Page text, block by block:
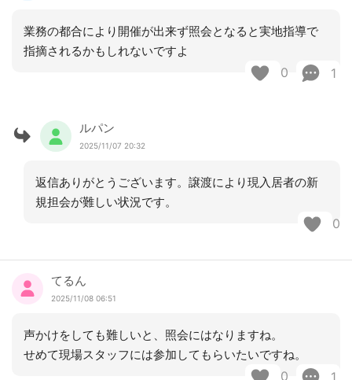
業務の都合により開催が出来ず照会となると実地指導で
指摘されるかもしれないですよ
0 1
ルパン
2025/11/07 20:32
返信ありがとうございます。譲渡により現入居者の新
規担会が難しい状況です。
0
てるん
2025/11/08 06:51
声かけをしても難しいと、照会にはなりますね。
せめて現場スタッフには参加してもらいたいですね。
0 1